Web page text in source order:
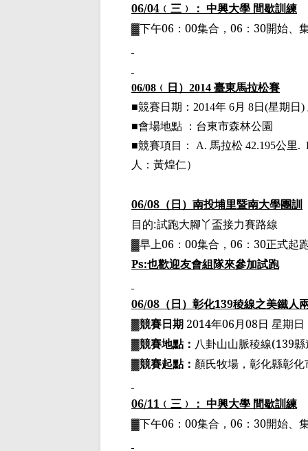
06/04 ﹙ 三 ﹚ ： 中興大學 間歇訓練
▓下午06 ： 00集合， 06 ： 30開始、
06/08 ﹙ 日 ） 2014 臺東馬拉松賽
■競賽日期： 2014年 6月 8日 (星期日 )
■會場地點 ：台東市森林公園
■競賽項目： A. 馬拉松 42.195公里.
人：黃煌仁）
06/08 （日）南投埔里暨南大學團訓
目的:試跑大腳丫盃接力賽路線
▓早上06 ： 00集合， 06 ： 30正式起
Ps:也歡迎友會組隊來參加試跑
06/08 （日）彰化139稜線之美鐵人
▓競賽日期 2014年06月08日 星期日
▓競賽地點： 八卦山山脈稜線(139縣
▓競賽起點： 顏氏牧場，彰化縣彰
06/11 ﹙ 三 ﹚ ： 中興大學 間歇訓練
▓下午06 ： 00集合， 06 ： 30開始、